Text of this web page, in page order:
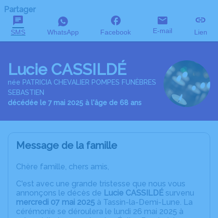
Partager
SMS WhatsApp Facebook E-mail Lien
Lucie CASSILDÉ
née PATRICIA CHEVALIER POMPES FUNÈBRES
SEBASTIEN
décédée le 7 mai 2025 à l'âge de 68 ans
Message de la famille
Chère famille, chers amis,
C'est avec une grande tristesse que nous vous
annonçons le décès de Lucie CASSILDÉ survenu
mercredi 07 mai 2025 à Tassin-la-Demi-Lune. La
cérémonie se déroulera le lundi 26 mai 2025 à